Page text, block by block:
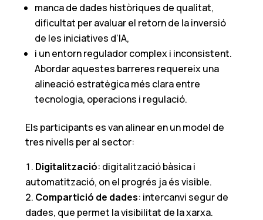
manca de dades històriques de qualitat,
dificultat per avaluar el retorn de la inversió
de les iniciatives d’IA,
i un entorn regulador complex i inconsistent.
Abordar aquestes barreres requereix una
alineació estratègica més clara entre
tecnologia, operacions i regulació.
Els participants es van alinear en un model de
tres nivells per al sector:
Digitalització: digitalització bàsica i
automatització, on el progrés ja és visible.
Compartició de dades: intercanvi segur de
dades, que permet la visibilitat de la xarxa.